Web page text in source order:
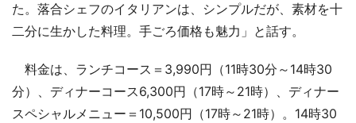
た。落合シェフのイタリアンは、シンプルだが、素材を十
二分に生かした料理。手ごろ価格も魅力」と話す。
料金は、ランチコース＝3,990円（11時30分～14時30
分）、ディナーコース6,300円（17時～21時）、ディナー
スペシャルメニュー＝10,500円（17時～21時）。14時30